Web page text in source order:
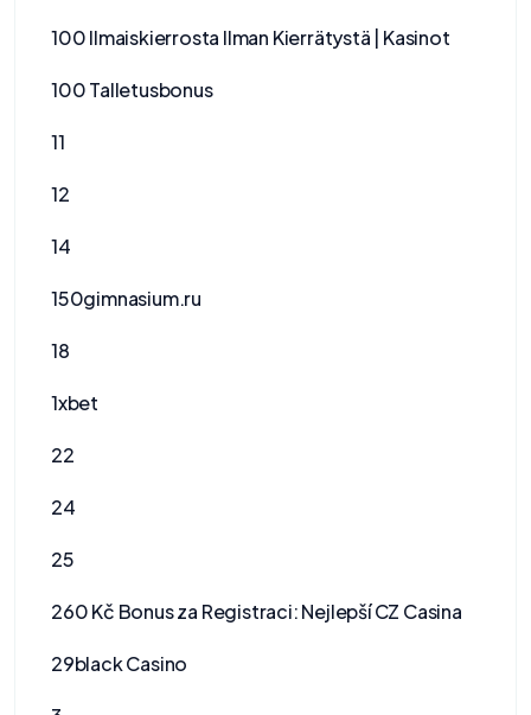
100 Ilmaiskierrosta Ilman Kierrätystä | Kasinot
100 Talletusbonus
11
12
14
150gimnasium.ru
18
1xbet
22
24
25
260 Kč Bonus za Registraci: Nejlepší CZ Casina
29black Casino